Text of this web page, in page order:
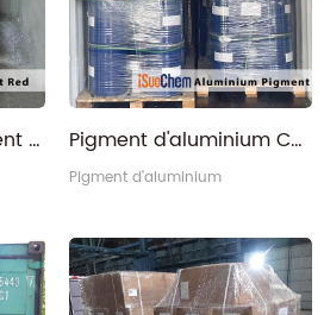
CAS 5160-02-1 Pigment organique rouge Pigment d'aluminium CAS 5567-15-7
Pigment d'aluminium